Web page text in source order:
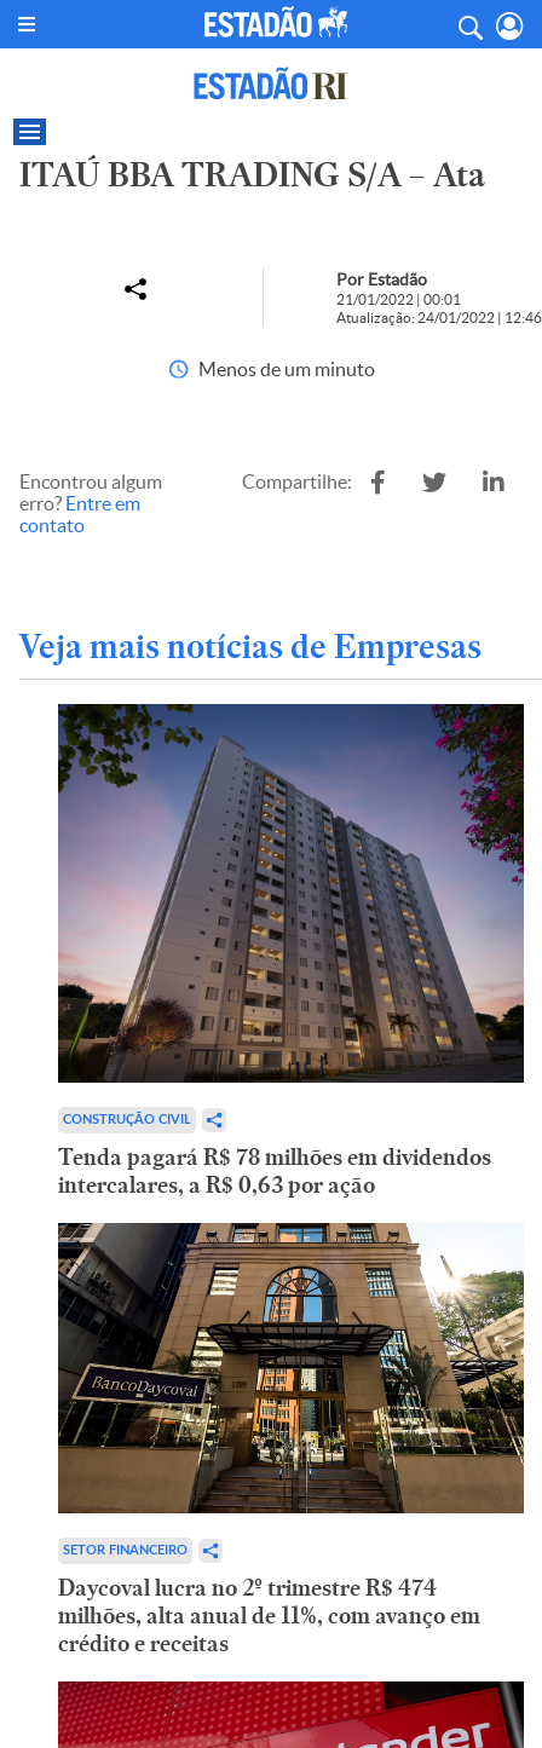
ITAÚ BBA TRADING S/A – Ata
Por Estadão
21/01/2022 | 00:01
Atualização: 24/01/2022 | 12:46
Menos de um minuto
Encontrou algum
erro? Entre em
contato
Compartilhe:
Veja mais notícias de Empresas
CONSTRUÇÃO CIVIL
Tenda pagará R$ 78 milhões em dividendos
intercalares, a R$ 0,63 por ação
SETOR FINANCEIRO
Daycoval lucra no 2º trimestre R$ 474
milhões, alta anual de 11%, com avanço em
crédito e receitas